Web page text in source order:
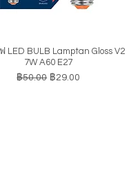
ดูข้อมูลด่วน
LED BULB Lamptan Gloss V2
7W A60 E27
ราคาปกติ
฿50.00 ราคาขายลด
฿29.00